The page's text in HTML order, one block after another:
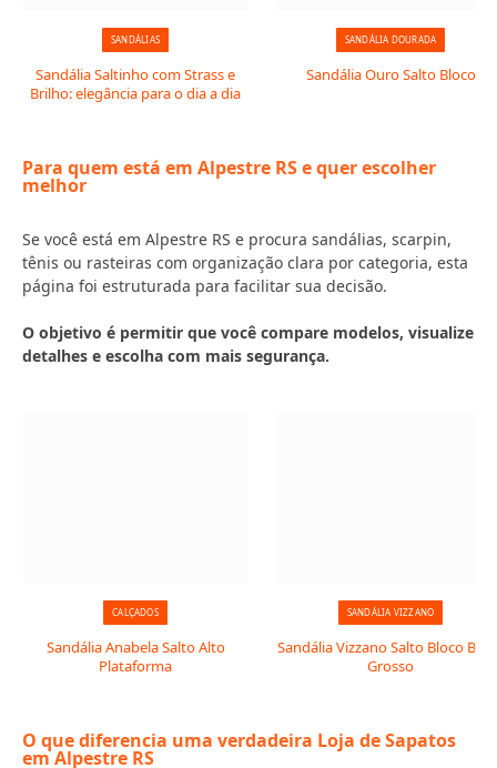
SANDÁLIAS
Sandália Saltinho com Strass e
Brilho: elegância para o dia a dia
SANDÁLIA DOURADA
Sandália Ouro Salto Bloco
Para quem está em Alpestre RS e quer escolher
melhor
Se você está em Alpestre RS e procura sandálias, scarpin,
tênis ou rasteiras com organização clara por categoria, esta
página foi estruturada para facilitar sua decisão.
O objetivo é permitir que você compare modelos, visualize
detalhes e escolha com mais segurança.
CALÇADOS
Sandália Anabela Salto Alto
Plataforma
SANDÁLIA VIZZANO
Sandália Vizzano Salto Bloco
Grosso
O que diferencia uma verdadeira Loja de Sapatos
em Alpestre RS